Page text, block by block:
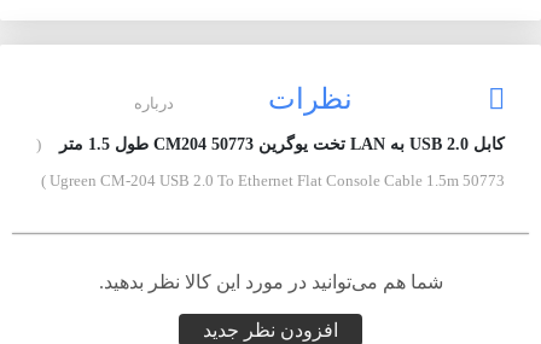
نظرات درباره
کابل USB 2.0 به LAN تخت یوگرین 50773 CM204 طول 1.5 متر
(
Ugreen CM-204 USB 2.0 To Ethernet Flat Console Cable 1.5m 50773 )
شما هم می‌توانید در مورد این کالا نظر بدهید.
افزودن نظر جدید